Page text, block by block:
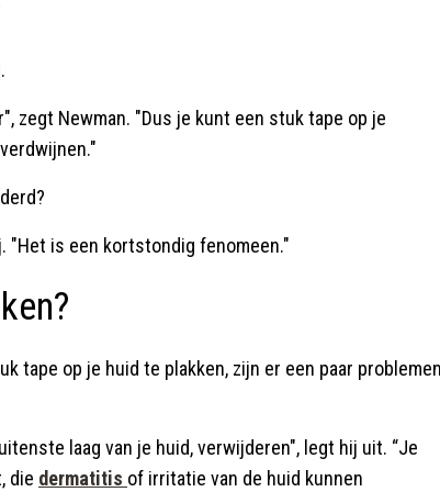
zegt Newman. "Dus je kunt een stuk tape op je
"Het is een kortstondig fenomeen."
tape op je huid te plakken, zijn er een paar
laag van je huid, verwijderen", legt hij uit. “Je
die dermatitis of irritatie van de huid kunnen